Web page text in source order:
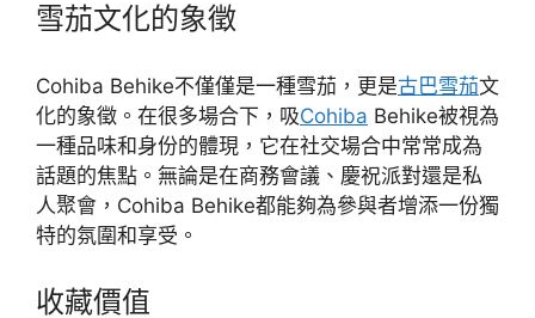
雪茄文化的象徵
Cohiba Behike不僅僅是一種雪茄，更是古巴雪茄文
化的象徵。在很多場合下，吸Cohiba Behike被視為
一種品味和身份的體現，它在社交場合中常常成為
話題的焦點。無論是在商務會議、慶祝派對還是私
人聚會，Cohiba Behike都能夠為參與者增添一份獨
特的氛圍和享受。
收藏價值